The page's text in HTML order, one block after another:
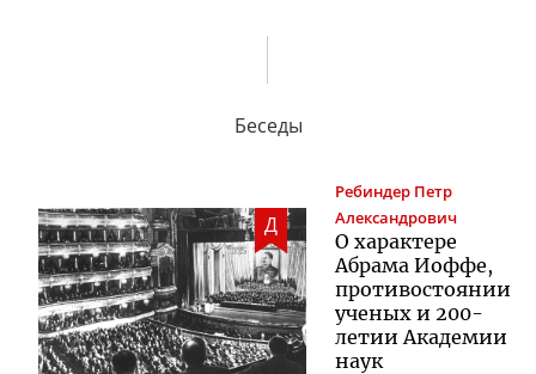
Беседы
Д
Ребиндер Петр
Александрович
О характере
Абрама Иоффе,
противостоянии
ученых и 200-
летии Академии
наук